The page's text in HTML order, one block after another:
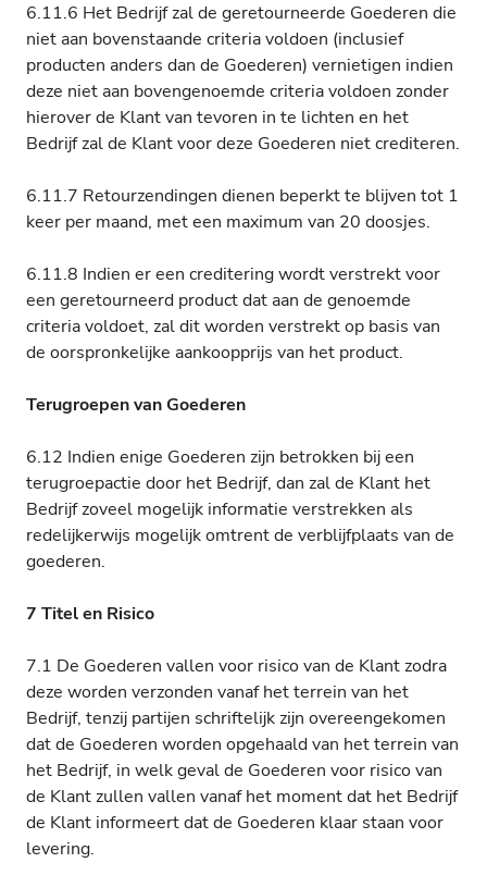
6.11.6 Het Bedrijf zal de geretourneerde Goederen die
niet aan bovenstaande criteria voldoen (inclusief
producten anders dan de Goederen) vernietigen indien
deze niet aan bovengenoemde criteria voldoen zonder
hierover de Klant van tevoren in te lichten en het
Bedrijf zal de Klant voor deze Goederen niet crediteren.
6.11.7 Retourzendingen dienen beperkt te blijven tot 1
keer per maand, met een maximum van 20 doosjes.
6.11.8 Indien er een creditering wordt verstrekt voor
een geretourneerd product dat aan de genoemde
criteria voldoet, zal dit worden verstrekt op basis van
de oorspronkelijke aankoopprijs van het product.
Terugroepen van Goederen
6.12 Indien enige Goederen zijn betrokken bij een
terugroepactie door het Bedrijf, dan zal de Klant het
Bedrijf zoveel mogelijk informatie verstrekken als
redelijkerwijs mogelijk omtrent de verblijfplaats van de
goederen.
7 Titel en Risico
7.1 De Goederen vallen voor risico van de Klant zodra
deze worden verzonden vanaf het terrein van het
Bedrijf, tenzij partijen schriftelijk zijn overeengekomen
dat de Goederen worden opgehaald van het terrein van
het Bedrijf, in welk geval de Goederen voor risico van
de Klant zullen vallen vanaf het moment dat het Bedrijf
de Klant informeert dat de Goederen klaar staan voor
levering.